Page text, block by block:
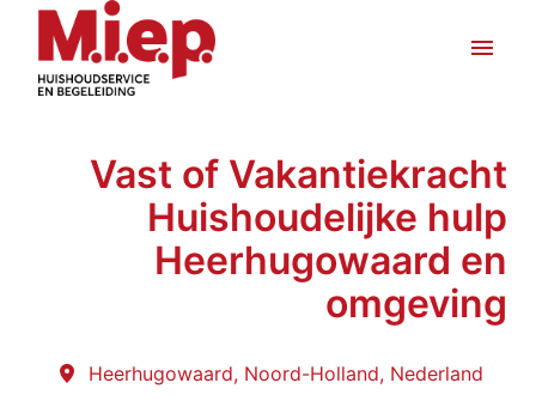
Overslaan
inhoudHomepagina
Vast of Vakantiekracht
Huishoudelijke hulp
Heerhugowaard en
omgeving
Heerhugowaard, Noord-Holland, Nederland